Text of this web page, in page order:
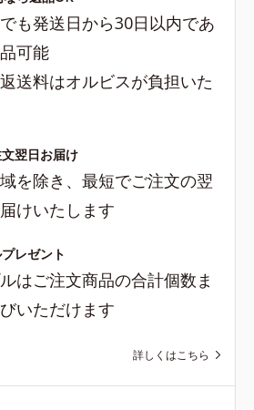
も発送日から30日以内であ
可能
送料はオルビスが負担いた
翌日お届け
を除き、最短でご注文の翌
けいたします
レゼント
はご注文商品の合計個数ま
いただけます
詳しくはこちら